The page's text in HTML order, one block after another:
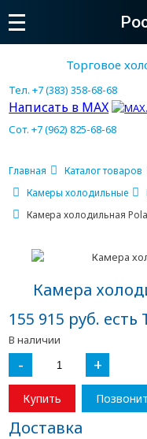
Торговое
Тел. +7 (383) 358-68-68
Написать в MAX
Сот. +7 (962) 825-68-68
Главная Каталог товаров
Камеры холодильные
Камера холодильная
Камера
155 915 руб. есть
В наличии
- +
Купить
Доставка